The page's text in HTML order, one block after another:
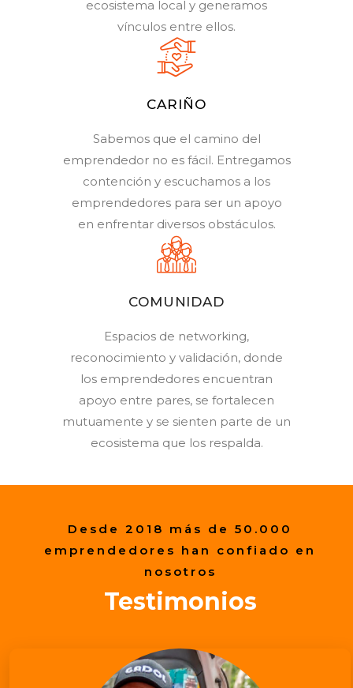
ecosistema local y generamos
vínculos entre ellos.
CARIÑO
Sabemos que el camino del
emprendedor no es fácil. Entregamos
contención y escuchamos a los
emprendedores para ser un apoyo
en enfrentar diversos obstáculos.
COMUNIDAD
Espacios de networking,
reconocimiento y validación, donde
los emprendedores encuentran
apoyo entre pares, se fortalecen
mutuamente y se sienten parte de un
ecosistema que los respalda.
Desde 2018 más de 50.000
emprendedores han confiado en
nosotros
Testimonios